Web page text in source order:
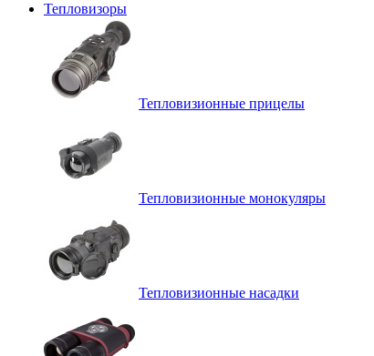
Тепловизоры
Тепловизионные прицелы
Тепловизионные монокуляры
Тепловизионные насадки